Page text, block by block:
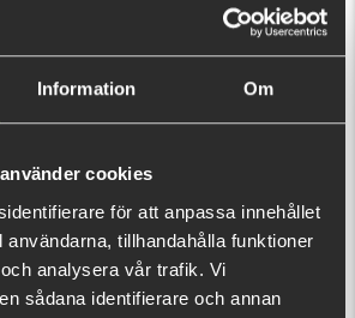
Information Om
cookies
för att anpassa innehållet
användarna, tillhandahålla funktioner
analysera vår trafik. Vi
sådana identifierare och annan
du riggar ett gummibete.
skapades av Edvin Johansson år 2015
för tusentals gäddfiskare över
stort antal grisgäddor på sitt samvete.
hej till dess bror...
Jerk 8år 2016 använde Niklaus Bauer
VISA MER